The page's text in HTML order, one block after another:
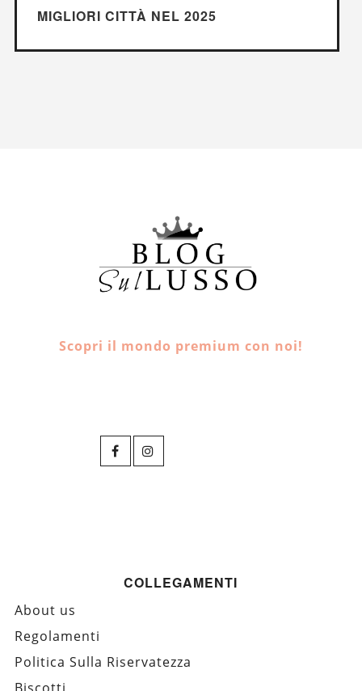
MIGLIORI CITTÀ NEL 2025
Scopri il mondo premium con noi!
COLLEGAMENTI
About us
Regolamenti
Politica Sulla Riservatezza